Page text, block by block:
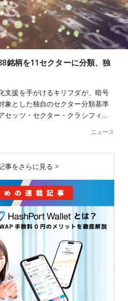
銘柄を11セクターに分類、独
支援を手がけるキリフダが、暗号
象とした独自のセクター分類基準
セッツ・セクター・クラシフィ…
ニュース
事をさらに見る >